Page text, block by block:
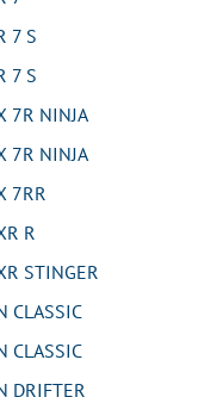
7 S
7 S
NINJA
NINJA
7RR
R
STINGER